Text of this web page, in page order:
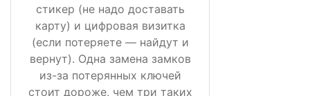
стикер (не надо доставать
карту) и цифровая визитка
(если потеряете — найдут и
вернут). Одна замена замков
из-за потерянных ключей
стоит дороже, чем три таких